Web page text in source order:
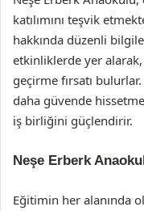
katılımını teşvik
hakkında düzenli
etkinliklerde yer
geçirme fırsatı
daha güvende
iş birliğini güçlendirir.
Neşe Erberk
Eğitimin her alanında